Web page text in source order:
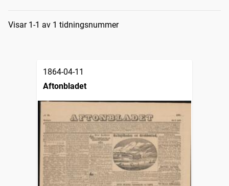
Sökresultat
Visar 1-1 av 1 tidningsnummer
1864-04-11
Aftonbladet